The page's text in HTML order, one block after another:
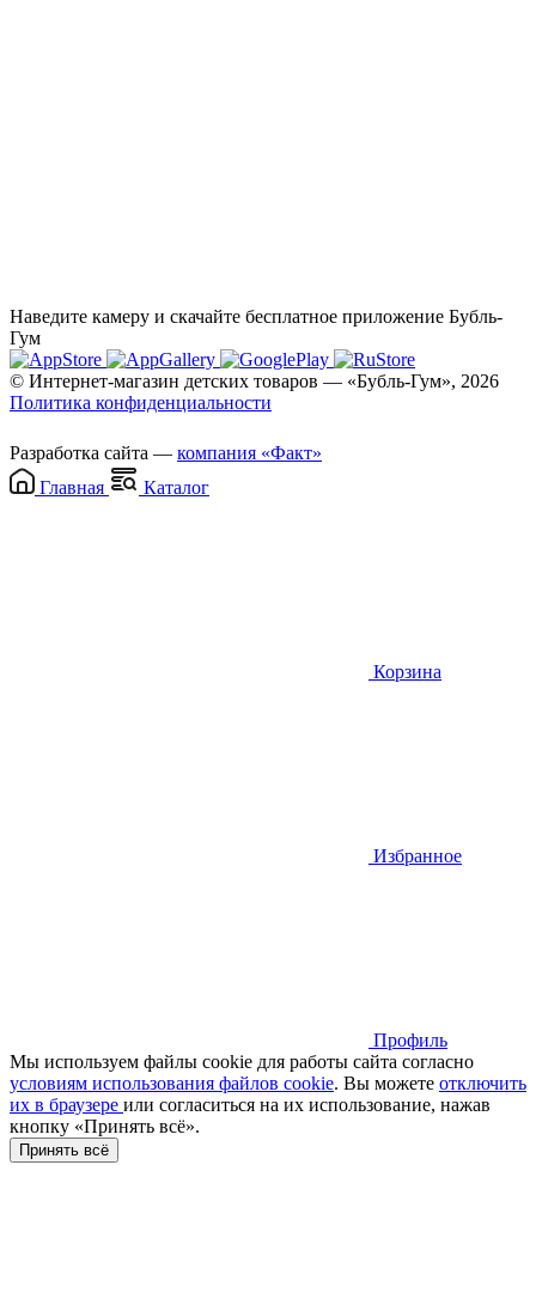
Наведите камеру и скачайте бесплатное приложение Бубль-
Гум
© Интернет-магазин детских товаров — «Бубль-Гум», 2026
Политика конфиденциальности
Разработка сайта — компания «Факт»
Главная
Каталог
Корзина
Избранное
Профиль
Мы используем файлы cookie для работы сайта согласно
условиям использования файлов cookie. Вы можете отключить
их в браузере или cогласиться на их использование, нажав
кнопку «Принять всё».
Принять всё